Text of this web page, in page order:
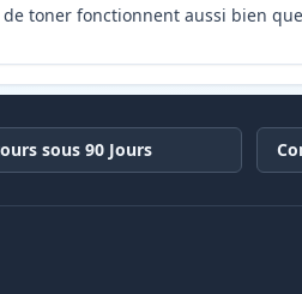
toner fonctionnent aussi bien
sous 90 Jours